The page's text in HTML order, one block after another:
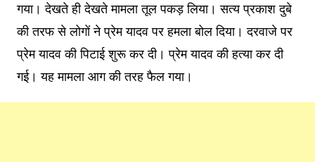
गया। देखते ही देखते मामला तूल पकड़ लिया। सत्य प्रकाश दुबे
की तरफ से लोगों ने प्रेम यादव पर हमला बोल दिया। दरवाजे पर
प्रेम यादव की पिटाई शुरू कर दी। प्रेम यादव की हत्या कर दी
गई। यह मामला आग की तरह फैल गया।